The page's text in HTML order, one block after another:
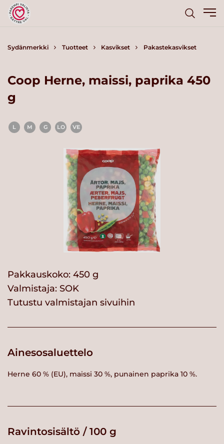
Sydänmerkki Tuotteet Kasvikset Pakastekasvikset
Coop Herne, maissi, paprika 450
g
L M G LO VE
Pakkauskoko: 450 g
Valmistaja: SOK
Tutustu valmistajan sivuihin
Ainesosaluettelo
Herne 60 % (EU), maissi 30 %, punainen paprika 10 %.
Ravintosisältö / 100 g